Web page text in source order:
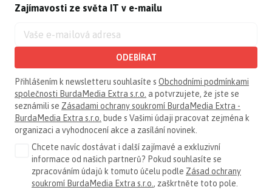
Zajímavosti ze světa IT v e-mailu
ODEBÍRAT
Přihlášením k newsletteru souhlasíte s Obchodními podmínkami
společnosti BurdaMedia Extra s.r.o. a potvrzujete, že jste se
seznámili se Zásadami ochrany soukromí BurdaMedia Extra -
BurdaMedia Extra s.r.o. bude s Vašimi údaji pracovat zejména k
organizaci a vyhodnocení akce a zasílání novinek.
Chcete navíc dostávat i další zajímavé a exkluzivní
informace od našich partnerů? Pokud souhlasíte se
zpracováním údajů k tomuto účelu podle Zásad ochrany
soukromí BurdaMedia Extra s.r.o., zaškrtněte toto pole.